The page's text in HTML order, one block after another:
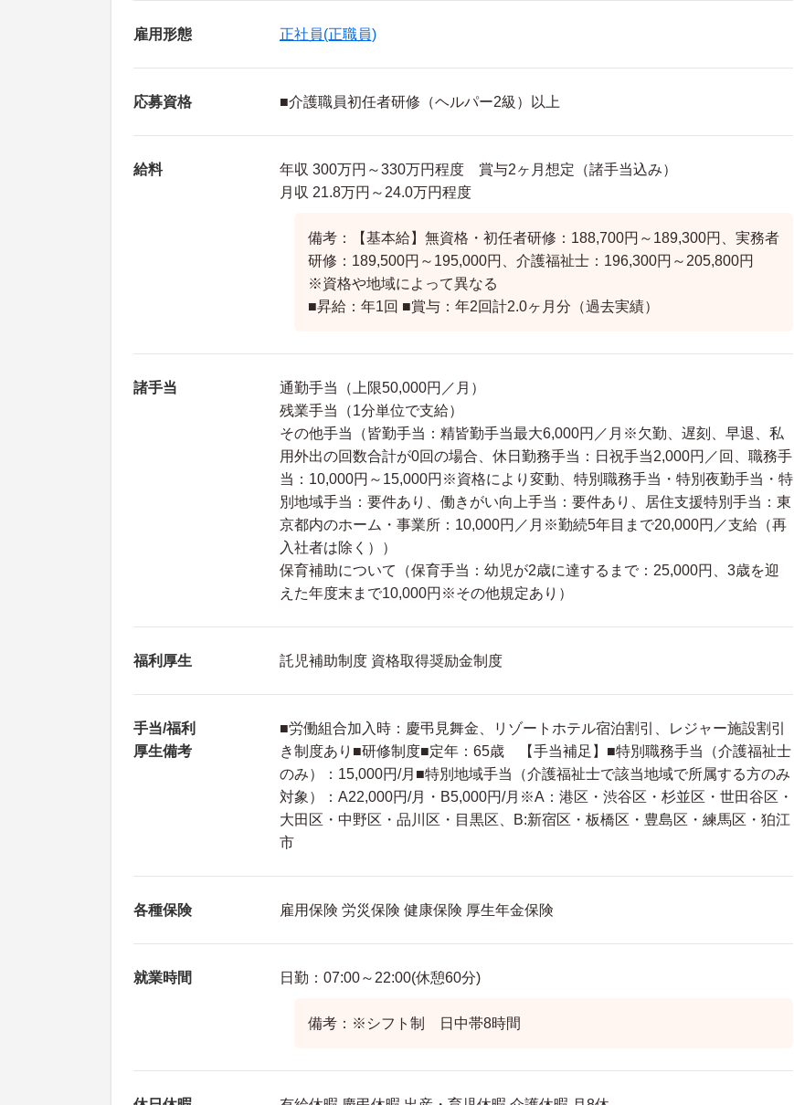
雇用形態 正社員(正職員)
応募資格 ■介護職員初任者研修（ヘルパー2級）以上
給料
年収 300万円～330万円程度 賞与2ヶ月想定（諸手当込み）
月収 21.8万円～24.0万円程度
備考：【基本給】無資格・初任者研修：188,700円～189,300円、実務者
研修：189,500円～195,000円、介護福祉士：196,300円～205,800円
※資格や地域によって異なる
■昇給：年1回 ■賞与：年2回計2.0ヶ月分（過去実績）
諸手当
通勤手当（上限50,000円／月）
残業手当（1分単位で支給）
その他手当（皆勤手当：精皆勤手当最大6,000円／月※欠勤、遅刻、早退、私
用外出の回数合計が0回の場合、休日勤務手当：日祝手当2,000円／回、職務手
当：10,000円～15,000円※資格により変動、特別職務手当・特別夜勤手当・特
別地域手当：要件あり、働きがい向上手当：要件あり、居住支援特別手当：東
京都内のホーム・事業所：10,000円／月※勤続5年目まで20,000円／支給（再
入社者は除く））
保育補助について（保育手当：幼児が2歳に達するまで：25,000円、3歳を迎
えた年度末まで10,000円※その他規定あり）
福利厚生 託児補助制度 資格取得奨励金制度
手当/福利
厚生備考
■労働組合加入時：慶弔見舞金、リゾートホテル宿泊割引、レジャー施設割引
き制度あり■研修制度■定年：65歳 【手当補足】■特別職務手当（介護福祉士
のみ）：15,000円/月■特別地域手当（介護福祉士で該当地域で所属する方のみ
対象）：A22,000円/月・B5,000円/月※A：港区・渋谷区・杉並区・世田谷区・
大田区・中野区・品川区・目黒区、B:新宿区・板橋区・豊島区・練馬区・狛江
市
各種保険 雇用保険 労災保険 健康保険 厚生年金保険
就業時間 日勤：07:00～22:00(休憩60分)
備考：※シフト制 日中帯8時間